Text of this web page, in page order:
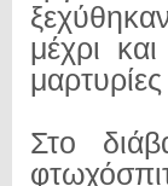
μέχρι
Στο